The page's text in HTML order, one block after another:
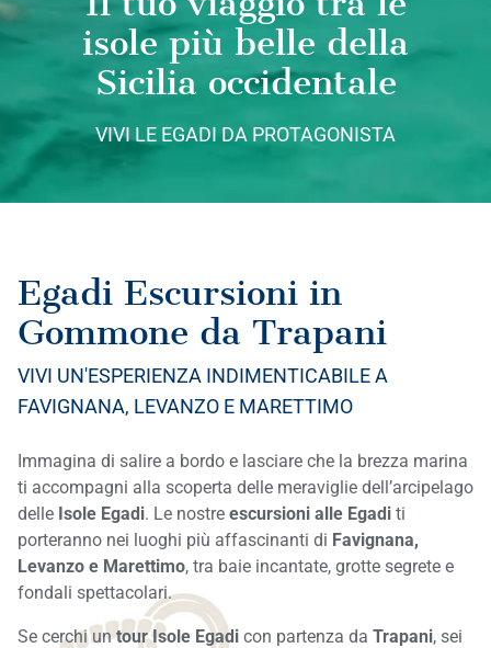
isole più belle della
Sicilia occidentale
VIVI LE EGADI DA PROTAGONISTA
Egadi Escursioni in
Gommone da Trapani
VIVI UN'ESPERIENZA INDIMENTICABILE A
FAVIGNANA, LEVANZO E MARETTIMO
Immagina di salire a bordo e lasciare che la brezza marina
ti accompagni alla scoperta delle meraviglie dell’arcipelago
delle Isole Egadi. Le nostre escursioni alle Egadi ti
porteranno nei luoghi più affascinanti di Favignana,
Levanzo e Marettimo, tra baie incantate, grotte segrete e
fondali spettacolari.
Se cerchi untour Isole Egadi con partenza da Trapani, sei